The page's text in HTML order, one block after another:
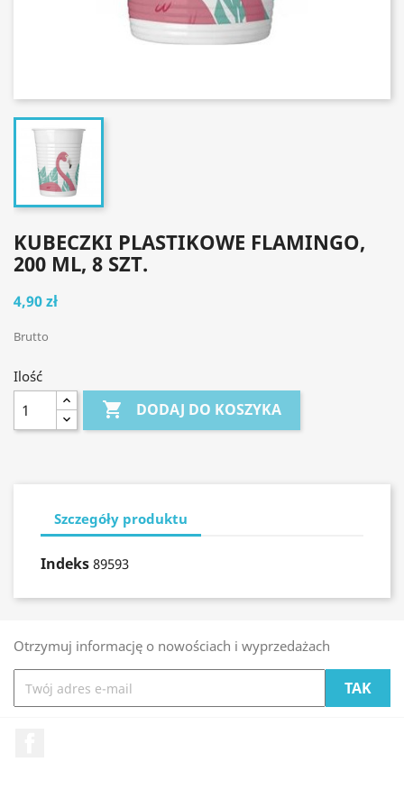
KUBECZKI PLASTIKOWE FLAMINGO,
200 ML, 8 SZT.
4,90 zł
Brutto
Ilość
 DODAJ DO KOSZYKA
Szczegóły produktu
Indeks 89593
Otrzymuj informację o nowościach i wyprzedażach